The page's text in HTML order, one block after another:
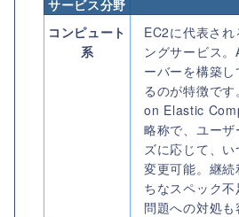
サービス分野
コンピュート
系
EC2に代表され
ングサービス
ーバーを構築
るのが特徴で
on Elastic
略称で、ユー
ズに応じて、
変更可能。継
ちなスペック
問題への対処も